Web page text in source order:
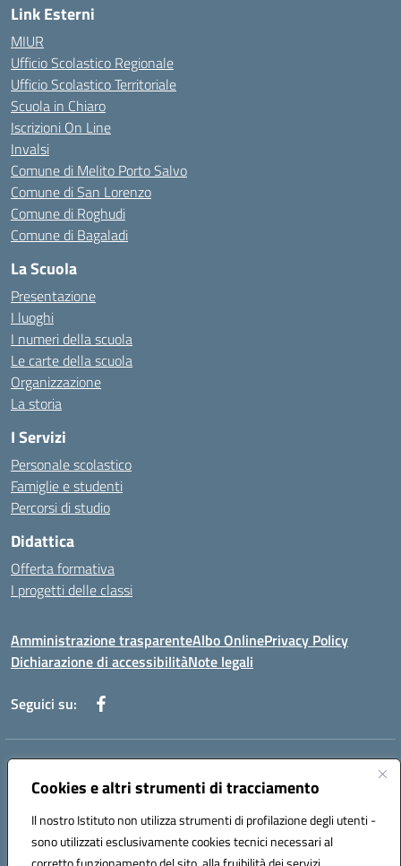
Cookies e altri strumenti di tracciamento
Il nostro Istituto non utilizza strumenti di profilazione degli utenti -
sono utilizzati esclusivamente cookies tecnici necessari al
Link Esterni
MIUR
Ufficio Scolastico Regionale
Ufficio Scolastico Territoriale
Scuola in Chiaro
Iscrizioni On Line
Invalsi
Comune di Melito Porto Salvo
Comune di San Lorenzo
Comune di Roghudi
Comune di Bagaladi
La Scuola
Presentazione
I luoghi
I numeri della scuola
Le carte della scuola
Organizzazione
La storia
I Servizi
Personale scolastico
Famiglie e studenti
Percorsi di studio
Didattica
Offerta formativa
I progetti delle classi
Amministrazione trasparenteAlbo OnlinePrivacy Policy
Dichiarazione di accessibilitàNote legali
Seguici su:
Indirizzo:
Centralino:+39 0965 78 12 60 Email:rcic841003@istruzione.it
Codice fiscale: 92034530805
Codice meccanografico:
rcic841003